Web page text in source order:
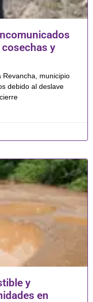
y
Revancha, municipio
debido al deslave
y
en